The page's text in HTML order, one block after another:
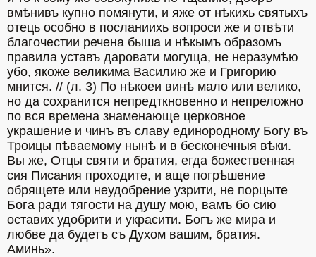
вмѣнивъ купно помянути, и яже от нѣкихь святыхъ
отець особно в посланиихь вопроси же и отвѣти
благочестии речена быша и нѣкымъ образомъ
правила уставъ даровати могуща, не неразумѣю
убо, якоже великима Василию же и Григорию
мнится. // (л. 3) По нѣкоеи винѣ мало или велико,
но да сохранится непредткновенно и непреложно
по вся времена знаменающе церковное
украшение и чинъ въ славу единородному Богу въ
Троицы пѣваемому нынѣ и в бесконечныя вѣки.
Вы же, Отцы святи и братия, егда божественная
сия Писания проходите, и аще погрѣшение
обрящете или неудобрение узрити, не порцыте
Бога ради тягости на душу мою, вамъ бо сию
оставих удобрити и украсити. Богъ же мира и
любве да будетъ съ Духом вашим, братия.
Аминь».